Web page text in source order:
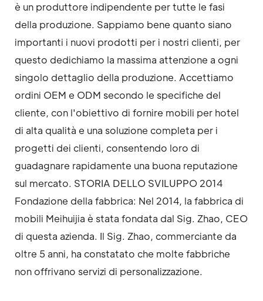
è un produttore indipendente per tutte le fasi
della produzione. Sappiamo bene quanto siano
importanti i nuovi prodotti per i nostri clienti, per
questo dedichiamo la massima attenzione a ogni
singolo dettaglio della produzione. Accettiamo
ordini OEM e ODM secondo le specifiche del
cliente, con l'obiettivo di fornire mobili per hotel
di alta qualità e una soluzione completa per i
progetti dei clienti, consentendo loro di
guadagnare rapidamente una buona reputazione
sul mercato. STORIA DELLO SVILUPPO 2014
Fondazione della fabbrica: Nel 2014, la fabbrica di
mobili Meihuijia è stata fondata dal Sig. Zhao, CEO
di questa azienda. Il Sig. Zhao, commerciante da
oltre 5 anni, ha constatato che molte fabbriche
non offrivano servizi di personalizzazione.